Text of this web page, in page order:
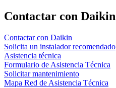
Contactar con Daikin
Contactar con Daikin
Solicita un instalador recomendado
Asistencia técnica
Formulario de Asistencia Técnica
Solicitar mantenimiento
Mapa Red de Asistencia Técnica